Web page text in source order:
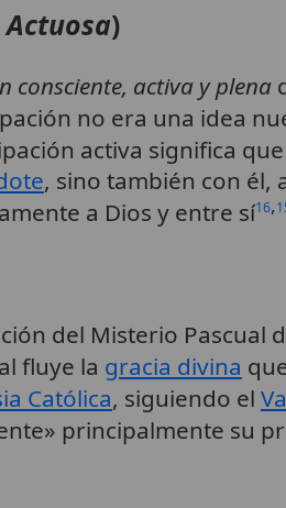
)
consciente, activa y plena
no era una idea
activa significa
, sino también con él,
a Dios y entre sí16,
del Misterio Pascual
fluye la gracia divina
Católica, siguiendo el
principalmente su